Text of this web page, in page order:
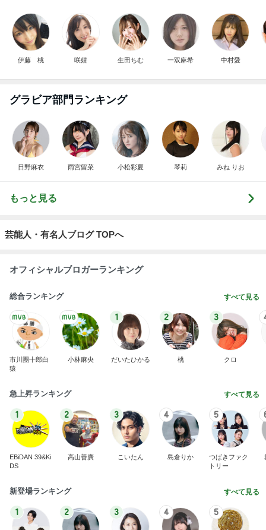
伊藤 桃 咲嬉 生田ちむ 一双麻希 中村愛
グラビア部門ランキング
日野麻衣 雨宮留菜 小松彩夏 琴莉 みね りお
もっと見る
芸能人・有名人ブログ TOPへ
オフィシャルブロガーランキング
総合ランキング すべて見る
市川團十郎白
猿
小林麻央
1
だいたひかる
2
桃
3
クロ
急上昇ランキング すべて見る
1
EBiDAN 39&Ki
DS
2
高山善廣
3
こいたん
4
島倉りか
5
つばきファク
トリー
新登場ランキング すべて見る
1 2 3 4 5